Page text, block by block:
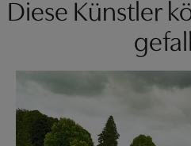
Diese Künstler